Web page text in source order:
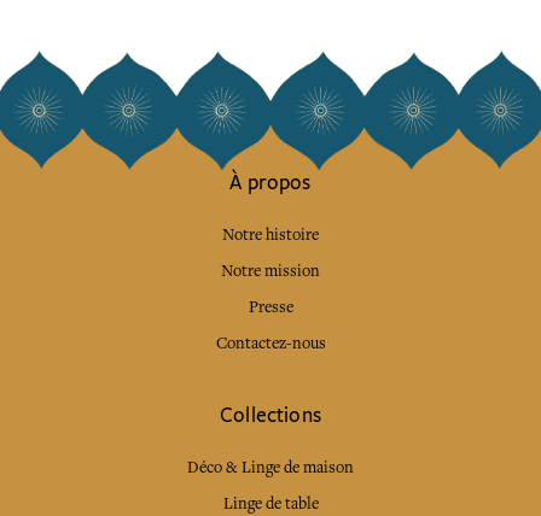
À propos
Notre histoire
Notre mission
Presse
Contactez-nous
Collections
Déco & Linge de maison
Linge de table